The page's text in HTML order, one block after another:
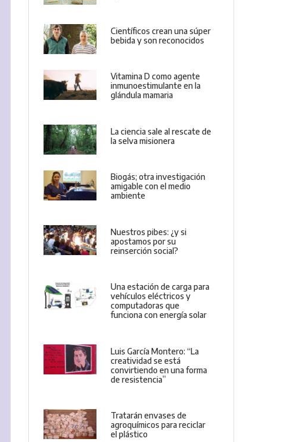
Científicos crean una súper
bebida y son reconocidos
Vitamina D como agente
inmunoestimulante en la
glándula mamaria
La ciencia sale al rescate de
la selva misionera
Biogás; otra investigación
amigable con el medio
ambiente
Nuestros pibes: ¿y si
apostamos por su
reinserción social?
Una estación de carga para
vehículos eléctricos y
computadoras que
funciona con energía solar
Luis García Montero: “La
creatividad se está
convirtiendo en una forma
de resistencia”
Tratarán envases de
agroquímicos para reciclar
el plástico